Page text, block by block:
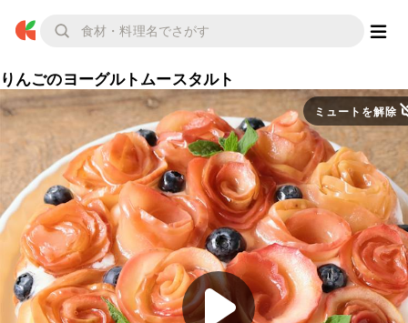
りんごのヨーグルトムースタルト
ミュートを解除